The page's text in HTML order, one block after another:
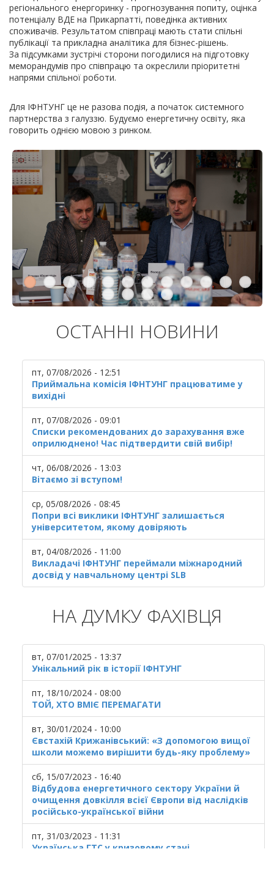
регіонального енергоринку - прогнозування попиту, оцінка
потенціалу ВДЕ на Прикарпатті, поведінка активних
споживачів. Результатом співпраці мають стати спільні
публікації та прикладна аналітика для бізнес-рішень.
За підсумками зустрічі сторони погодилися на підготовку
меморандумів про співпрацю та окреслили пріоритетні
напрями спільної роботи.
Для ІФНТУНГ це не разова подія, а початок системного
партнерства з галуззю. Будуємо енергетичну освіту, яка
говорить однією мовою з ринком.
ОСТАННІ НОВИНИ
пт, 07/08/2026 - 12:51
Приймальна комісія ІФНТУНГ працюватиме у
вихідні
пт, 07/08/2026 - 09:01
Списки рекомендованих до зарахування вже
оприлюднено! Час підтвердити свій вибір!
чт, 06/08/2026 - 13:03
Вітаємо зі вступом!
ср, 05/08/2026 - 08:45
Попри всі виклики ІФНТУНГ залишається
університетом, якому довіряють
вт, 04/08/2026 - 11:00
Викладачі ІФНТУНГ переймали міжнародний
досвід у навчальному центрі SLB
НА ДУМКУ ФАХІВЦЯ
вт, 07/01/2025 - 13:37
Унікальний рік в історії ІФНТУНГ
пт, 18/10/2024 - 08:00
ТОЙ, ХТО ВМІЄ ПЕРЕМАГАТИ
вт, 30/01/2024 - 10:00
Євстахій Крижанівський: «З допомогою вищої
школи можемо вирішити будь-яку проблему»
сб, 15/07/2023 - 16:40
Відбудова енергетичного сектору України й
очищення довкілля всієї Європи від наслідків
російсько-української війни
пт, 31/03/2023 - 11:31
Українська ГТС у кризовому стані